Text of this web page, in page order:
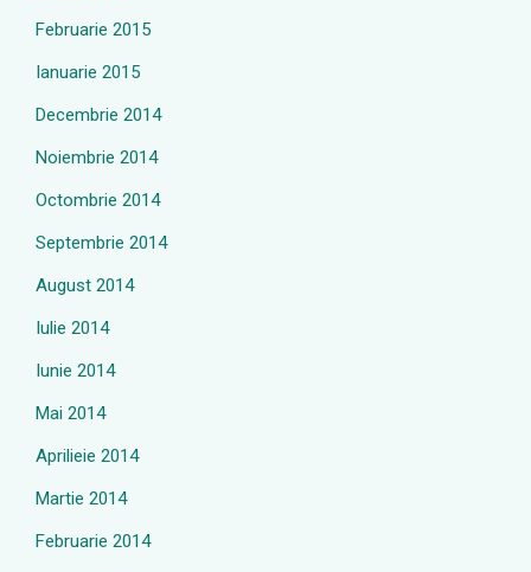
Februarie 2015
Ianuarie 2015
Decembrie 2014
Noiembrie 2014
Octombrie 2014
Septembrie 2014
August 2014
Iulie 2014
Iunie 2014
Mai 2014
Aprilieie 2014
Martie 2014
Februarie 2014